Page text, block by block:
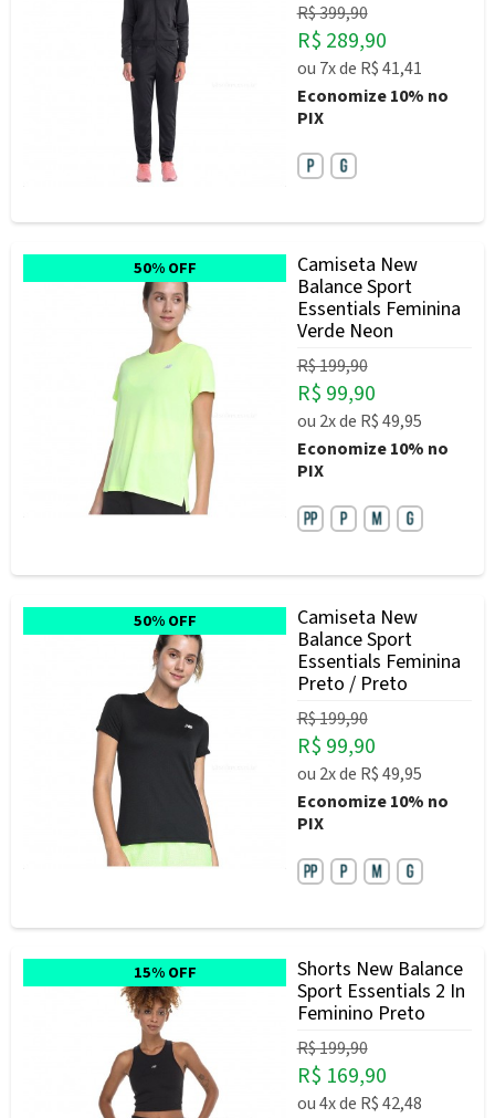
R$ 399,90
R$ 289,90
ou 7xde R$ 41,41
Economize10% no
PIX
50% OFF
Camiseta New
Balance Sport
Essentials Feminina
Verde Neon
R$ 199,90
R$ 99,90
ou 2xde R$ 49,95
Economize10% no
PIX
50% OFF
Camiseta New
Balance Sport
Essentials Feminina
Preto / Preto
R$ 199,90
R$ 99,90
ou 2xde R$ 49,95
Economize10% no
PIX
15% OFF
Shorts New Balance
Sport Essentials 2 In
Feminino Preto
R$ 199,90
R$ 169,90
ou4xde R$ 42,48